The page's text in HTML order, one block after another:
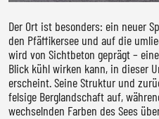
Der Ort ist besonders: ein neuer
den Pfäffikersee und auf die
wird von Sichtbeton geprägt –
Blick kühl wirken kann, in dieser
erscheint. Seine Struktur und
felsige Berglandschaft auf,
wechselnden Farben des Sees